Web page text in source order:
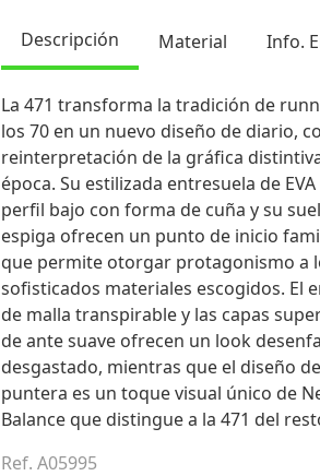
Descripción Material Info.
La 471 transforma la tradición de
los 70 en un nuevo diseño de diario,
reinterpretación de la gráfica
época. Su estilizada entresuela de
perfil bajo con forma de cuña y su
espiga ofrecen un punto de inicio
que permite otorgar protagonismo a
sofisticados materiales escogidos. El
de malla transpirable y las capas
de ante suave ofrecen un look
desgastado, mientras que el diseño
puntera es un toque visual único de
Balance que distingue a la 471 del
Ref. A05995